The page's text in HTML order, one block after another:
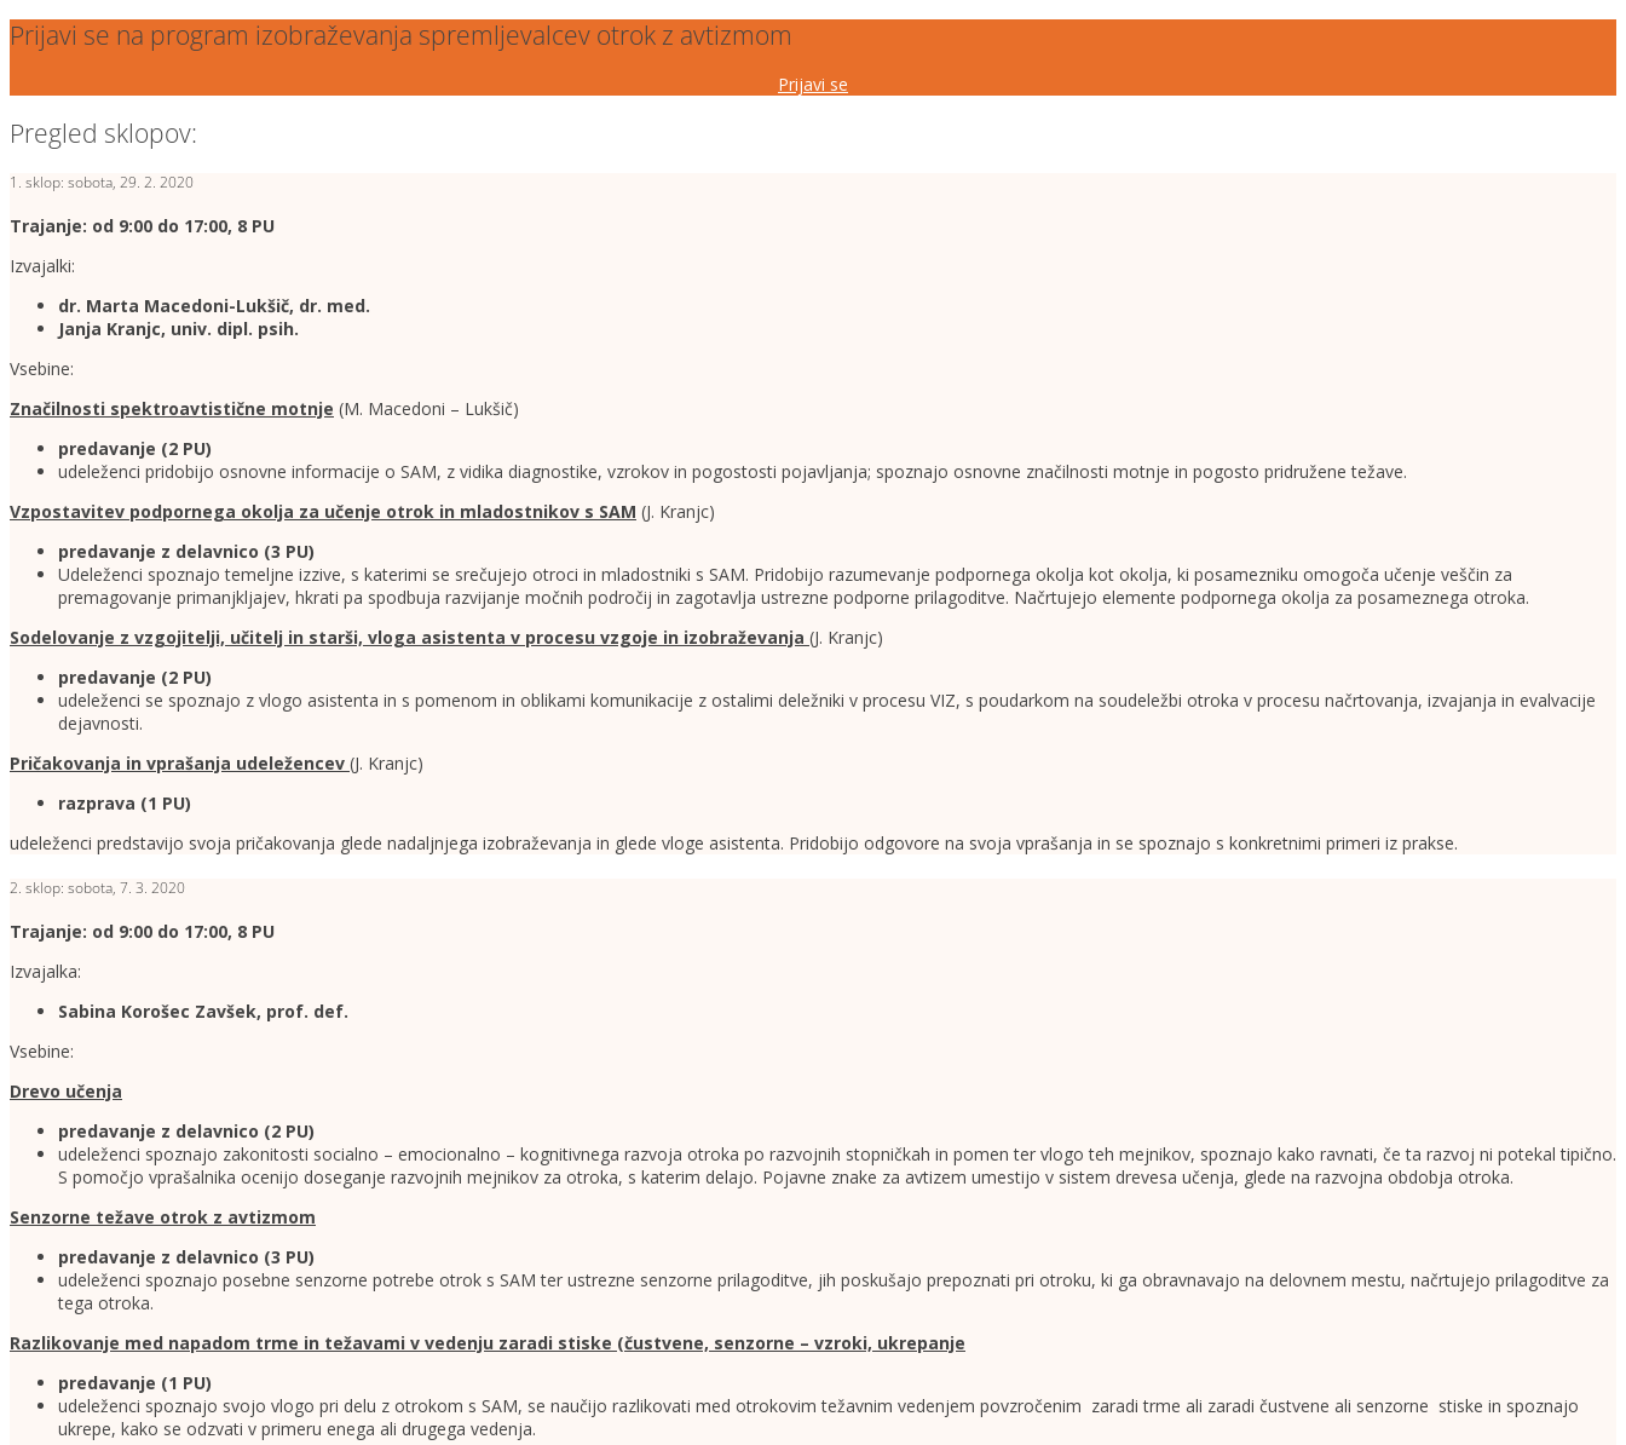
Prijavi se na program izobraževanja spremljevalcev otrok z avtizmom
Prijavi se
Pregled sklopov:
1. sklop: sobota, 29. 2. 2020
Trajanje: od 9:00 do 17:00, 8 PU
Izvajalki:
dr. Marta Macedoni-Lukšič, dr. med.
Janja Kranjc, univ. dipl. psih.
Vsebine:
Značilnosti spektroavtistične motnje (M. Macedoni – Lukšič)
predavanje (2 PU)
udeleženci pridobijo osnovne informacije o SAM, z vidika diagnostike, vzrokov in pogostosti pojavljanja; spoznajo osnovne značilnosti motnje in pogosto pridružene težave.
Vzpostavitev podpornega okolja za učenje otrok in mladostnikov s SAM (J. Kranjc)
predavanje z delavnico (3 PU)
Udeleženci spoznajo temeljne izzive, s katerimi se srečujejo otroci in mladostniki s SAM. Pridobijo razumevanje podpornega okolja kot okolja, ki posamezniku omogoča učenje veščin za
premagovanje primanjkljajev, hkrati pa spodbuja razvijanje močnih področij in zagotavlja ustrezne podporne prilagoditve. Načrtujejo elemente podpornega okolja za posameznega otroka.
Sodelovanje z vzgojitelji, učitelj in starši, vloga asistenta v procesu vzgoje in izobraževanja (J. Kranjc)
predavanje (2 PU)
udeleženci se spoznajo z vlogo asistenta in s pomenom in oblikami komunikacije z ostalimi deležniki v procesu VIZ, s poudarkom na soudeležbi otroka v procesu načrtovanja, izvajanja in evalvacije
dejavnosti.
Pričakovanja in vprašanja udeležencev (J. Kranjc)
razprava (1 PU)
udeleženci predstavijo svoja pričakovanja glede nadaljnjega izobraževanja in glede vloge asistenta. Pridobijo odgovore na svoja vprašanja in se spoznajo s konkretnimi primeri iz prakse.
2. sklop: sobota, 7. 3. 2020
Trajanje: od 9:00 do 17:00, 8 PU
Izvajalka:
Sabina Korošec Zavšek, prof. def.
Vsebine:
Drevo učenja
predavanje z delavnico (2 PU)
udeleženci spoznajo zakonitosti socialno – emocionalno – kognitivnega razvoja otroka po razvojnih stopničkah in pomen ter vlogo teh mejnikov, spoznajo kako ravnati, če ta razvoj ni potekal tipično.
S pomočjo vprašalnika ocenijo doseganje razvojnih mejnikov za otroka, s katerim delajo. Pojavne znake za avtizem umestijo v sistem drevesa učenja, glede na razvojna obdobja otroka.
Senzorne težave otrok z avtizmom
predavanje z delavnico (3 PU)
udeleženci spoznajo posebne senzorne potrebe otrok s SAM ter ustrezne senzorne prilagoditve, jih poskušajo prepoznati pri otroku, ki ga obravnavajo na delovnem mestu, načrtujejo prilagoditve za
tega otroka.
Razlikovanje med napadom trme in težavami v vedenju zaradi stiske (čustvene, senzorne – vzroki, ukrepanje
predavanje (1 PU)
udeleženci spoznajo svojo vlogo pri delu z otrokom s SAM, se naučijo razlikovati med otrokovim težavnim vedenjem povzročenim zaradi trme ali zaradi čustvene ali senzorne stiske in spoznajo
ukrepe, kako se odzvati v primeru enega ali drugega vedenja.